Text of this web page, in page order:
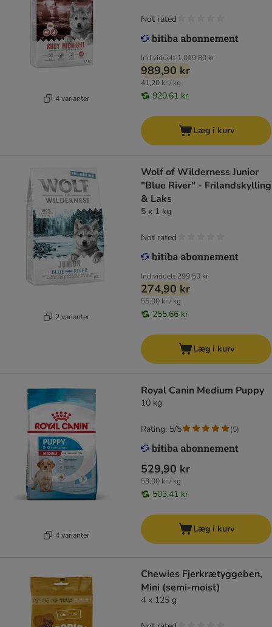
4 varianter
Individuelt 1.019,80 kr
989,90 kr
41,20 kr / kg
920,61 kr
Not rated
Læg i kurv
2 varianter
Wolf of Wilderness Junior
"Blue River" - Frilandskylling
& Laks
5 x 1 kg
Individuelt 299,50 kr
274,90 kr
55,00 kr / kg
255,66 kr
Not rated
Læg i kurv
4 varianter
Royal Canin Medium Puppy
10 kg
529,90 kr
53,00 kr / kg
503,41 kr
Rating: 5/5 (5)
Læg i kurv
Chewies Fjerkrætyggeben,
Mini (semi-moist)
4 x 125 g